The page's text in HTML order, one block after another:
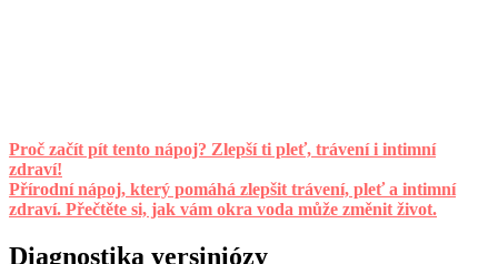
Proč začít pít tento nápoj? Zlepší ti pleť, trávení i intimní
zdraví!
Přírodní nápoj, který pomáhá zlepšit trávení, pleť a intimní
zdraví. Přečtěte si, jak vám okra voda může změnit život.
Diagnostika yersiniózy